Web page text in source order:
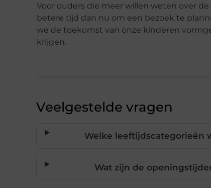
Voor ouders die meer willen weten over
betere tijd dan nu om een bezoek te
we de toekomst van onze kinderen
krijgen.
Veelgestelde vragen
Welke leeftijdscategorieën
Wat zijn de